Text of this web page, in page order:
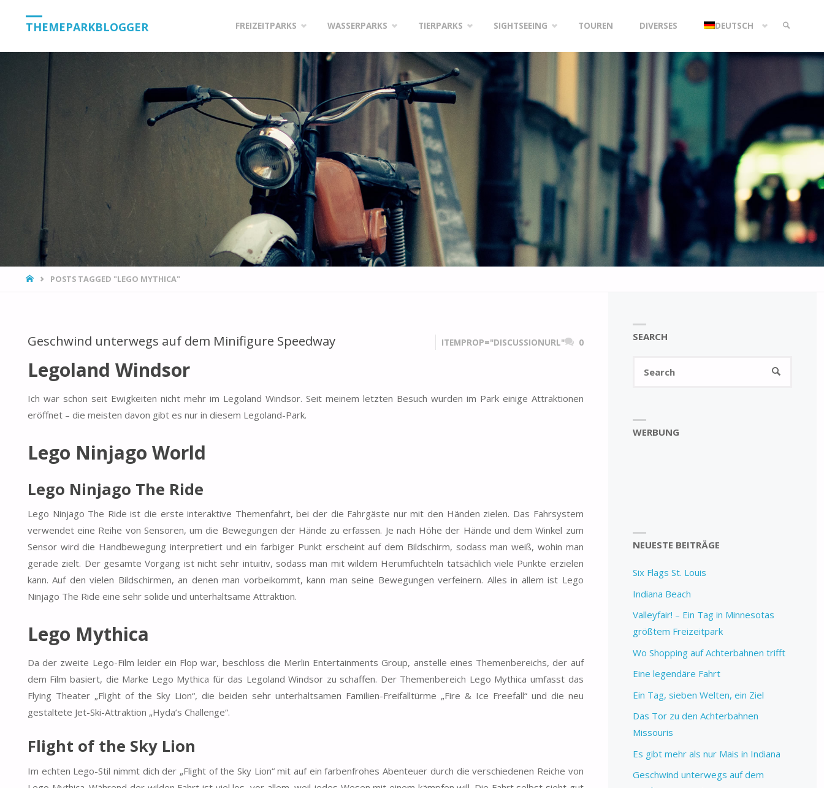
THEMEPARKBLOGGER
content
FREIZEITPARKS WASSERPARKS TIERPARKS SIGHTSEEING TOUREN DIVERSES DEUTSCH
HOMEPOSTS TAGGED "LEGO MYTHICA"
Geschwind unterwegs auf dem Minifigure Speedway ITEMPROP="DISCUSSIONURL" 0
Legoland Windsor
Ich war schon seit Ewigkeiten nicht mehr im Legoland Windsor. Seit meinem letzten Besuch wurden im Park einige Attraktionen
eröffnet – die meisten davon gibt es nur in diesem Legoland-Park.
Lego Ninjago World
Lego Ninjago The Ride
Lego Ninjago The Ride ist die erste interaktive Themenfahrt, bei der die Fahrgäste nur mit den Händen zielen. Das Fahrsystem
verwendet eine Reihe von Sensoren, um die Bewegungen der Hände zu erfassen. Je nach Höhe der Hände und dem Winkel zum
Sensor wird die Handbewegung interpretiert und ein farbiger Punkt erscheint auf dem Bildschirm, sodass man weiß, wohin man
gerade zielt. Der gesamte Vorgang ist nicht sehr intuitiv, sodass man mit wildem Herumfuchteln tatsächlich viele Punkte erzielen
kann. Auf den vielen Bildschirmen, an denen man vorbeikommt, kann man seine Bewegungen verfeinern. Alles in allem ist Lego
Ninjago The Ride eine sehr solide und unterhaltsame Attraktion.
Lego Mythica
Da der zweite Lego-Film leider ein Flop war, beschloss die Merlin Entertainments Group, anstelle eines Themenbereichs, der auf
dem Film basiert, die Marke Lego Mythica für das Legoland Windsor zu schaffen. Der Themenbereich Lego Mythica umfasst das
Flying Theater „Flight of the Sky Lion“, die beiden sehr unterhaltsamen Familien-Freifalltürme „Fire & Ice Freefall“und die neu
gestaltete Jet-Ski-Attraktion „Hyda’s Challenge“.
Flight of the Sky Lion
Im echten Lego-Stil nimmt dich der „Flight of the Sky Lion“ mit auf ein farbenfrohes Abenteuer durch die verschiedenen Reiche von
SEARCH
SEARCH
WERBUNG
NEUESTE BEITRÄGE
Six Flags St. Louis
Indiana Beach
Valleyfair! – Ein Tag in Minnesotas
größtem Freizeitpark
Wo Shopping auf Achterbahnen trifft
Eine legendäre Fahrt
Ein Tag, sieben Welten, ein Ziel
Das Tor zu den Achterbahnen
Missouris
Es gibt mehr als nur Mais in Indiana
Geschwind unterwegs auf dem